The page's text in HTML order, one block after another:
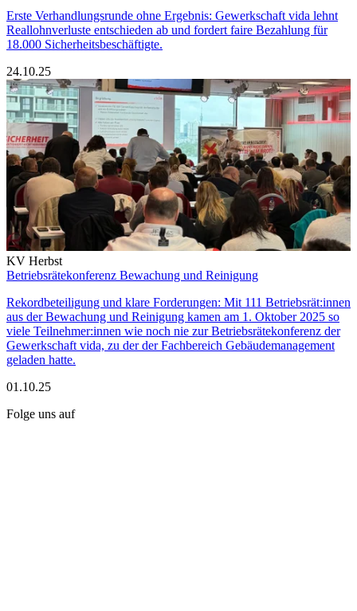
Erste Verhandlungsrunde ohne Ergebnis: Gewerkschaft vida lehnt
Reallohnverluste entschieden ab und fordert faire Bezahlung für
18.000 Sicherheitsbeschäftigte.
24.10.25
KV Herbst
Betriebsrätekonferenz Bewachung und Reinigung
Rekordbeteiligung und klare Forderungen: Mit 111 Betriebsrät:innen
aus der Bewachung und Reinigung kamen am 1. Oktober 2025 so
viele Teilnehmer:innen wie noch nie zur Betriebsrätekonferenz der
Gewerkschaft vida, zu der der Fachbereich Gebäudemanagement
geladen hatte.
01.10.25
Folge uns auf